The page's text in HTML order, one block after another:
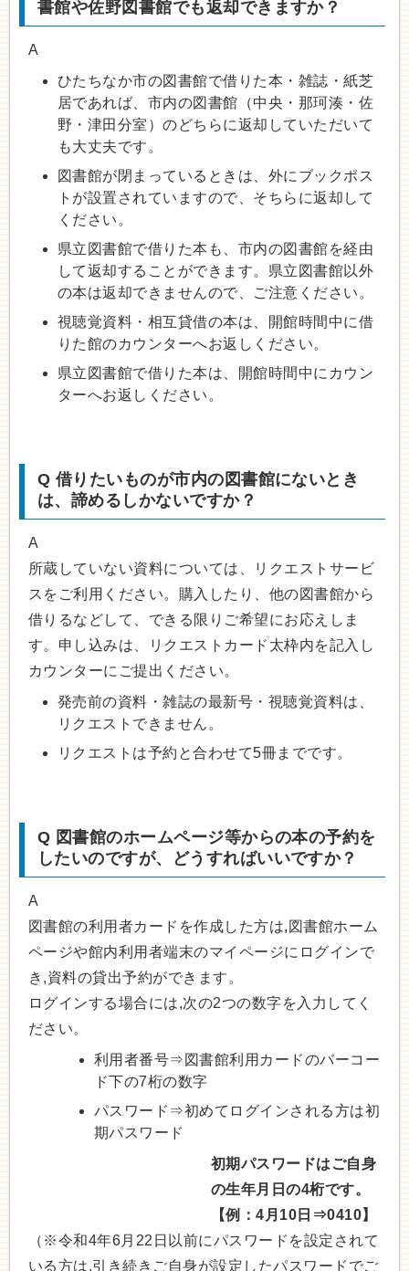
書館や佐野図書館でも返却できますか？
A
ひたちなか市の図書館で借りた本・雑誌・紙芝
居であれば、市内の図書館（中央・那珂湊・佐
野・津田分室）のどちらに返却していただいて
も大丈夫です。
図書館が閉まっているときは、外にブックポス
トが設置されていますので、そちらに返却して
ください。
県立図書館で借りた本も、市内の図書館を経由
して返却することができます。県立図書館以外
の本は返却できませんので、ご注意ください。
視聴覚資料・相互貸借の本は、開館時間中に借
りた館のカウンターへお返しください。
県立図書館で借りた本は、開館時間中にカウン
ターへお返しください。
Q 借りたいものが市内の図書館にないとき
は、諦めるしかないですか？
A
所蔵していない資料については、リクエストサービ
スをご利用ください。購入したり、他の図書館から
借りるなどして、できる限りご希望にお応えしま
す。申し込みは、リクエストカード太枠内を記入し
カウンターにご提出ください。
発売前の資料・雑誌の最新号・視聴覚資料は、
リクエストできません。
リクエストは予約と合わせて5冊までです。
Q 図書館のホームページ等からの本の予約を
したいのですが、どうすればいいですか？
A
図書館の利用者カードを作成した方は,図書館ホーム
ページや館内利用者端末のマイページにログインで
き,資料の貸出予約ができます。
ログインする場合には,次の2つの数字を入力してく
ださい。
利用者番号⇒図書館利用カードのバーコー
ド下の7桁の数字
パスワード⇒初めてログインされる方は初
期パスワード
初期パスワードはご自身
の生年月日の4桁です。
【例：4月10日⇒0410】
（※令和4年6月22日以前にパスワードを設定されて
いる方は,引き続きご自身が設定したパスワードでご